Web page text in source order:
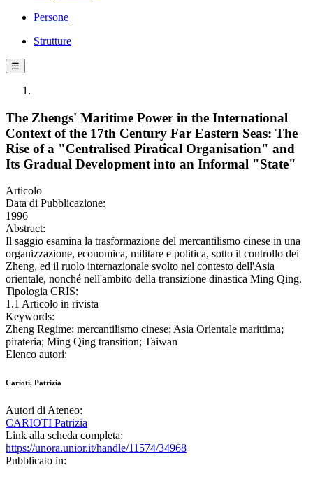
Persone
Strutture
☰
The Zhengs' Maritime Power in the International
Context of the 17th Century Far Eastern Seas: The
Rise of a "Centralised Piratical Organisation" and
Its Gradual Development into an Informal "State"
Articolo
Data di Pubblicazione:
1996
Abstract:
Il saggio esamina la trasformazione del mercantilismo cinese in una
organizzazione, economica, militare e politica, sotto il controllo dei
Zheng, ed il ruolo internazionale svolto nel contesto dell'Asia
orientale, nonché nell'ambito della transizione dinastica Ming Qing.
Tipologia CRIS:
1.1 Articolo in rivista
Keywords:
Zheng Regime; mercantilismo cinese; Asia Orientale marittima;
pirateria; Ming Qing transition; Taiwan
Elenco autori:
Carioti, Patrizia
Autori di Ateneo:
CARIOTI Patrizia
Link alla scheda completa:
https://unora.unior.it/handle/11574/34968
Pubblicato in: